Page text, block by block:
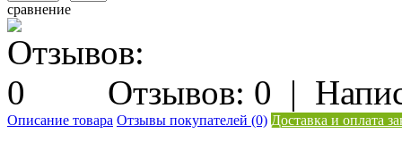
сравнение
Отзывов: 0 |
Описание товара Отзывы покупателей (0) Доставка и оплата